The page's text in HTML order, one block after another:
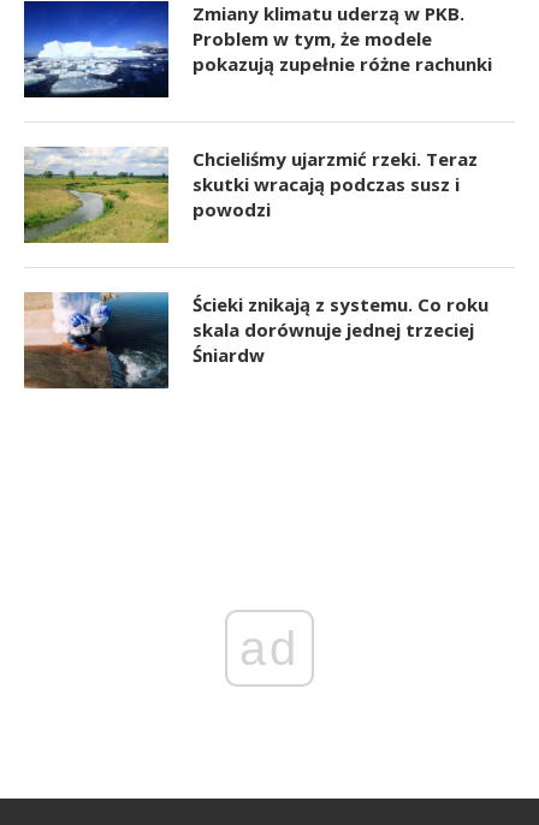
Zmiany klimatu uderzą w PKB.
Problem w tym, że modele
pokazują zupełnie różne rachunki
Chcieliśmy ujarzmić rzeki. Teraz
skutki wracają podczas susz i
powodzi
Ścieki znikają z systemu. Co roku
skala dorównuje jednej trzeciej
Śniardw
ad